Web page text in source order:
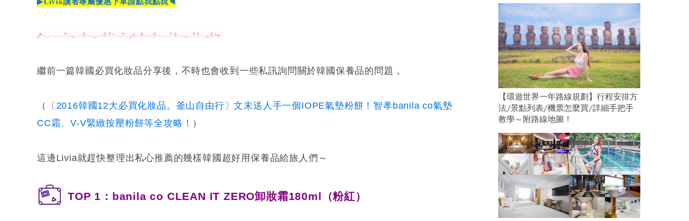
繼前一篇韓國必買化妝品分享後，不時也會收到一些私訊詢問關於韓國保養品的問題，
（
〔2016韓國12大必買化妝品。釜山自由行〕文末送人手一個IOPE氣墊粉餅！智孝banila co氣墊
CC霜、V-V緊緻按壓粉餅等全攻略！ ）
這邊Livia就趕快整理出私心推薦的幾樣韓國超好用保養品給旅人們～
TOP 1：banila co CLEAN IT ZERO卸妝霜180ml（粉紅）
【環遊世界一年路線規劃】行程安排方
法/景點列表/機票怎麼買/詳細手把手
教學～附路線地圖！